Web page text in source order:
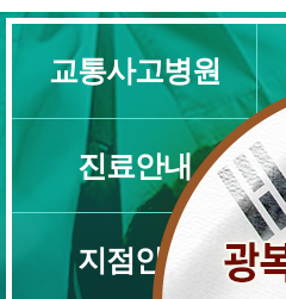
교통사고병원
진료안내
지점안내